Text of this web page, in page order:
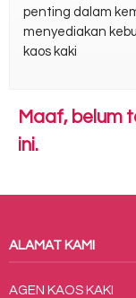
penting dalam
menyediakan
kaos kaki
Maaf, belum
ini.
ALAMAT KAMI
AGEN KAOS KAKI